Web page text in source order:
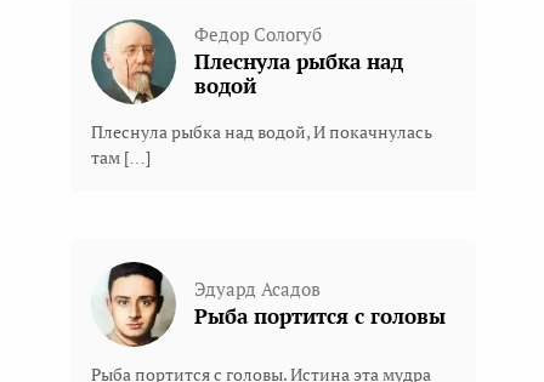
Федор Сологуб
Плеснула рыбка над
водой
Плеснула рыбка над водой, И покачнулась
там […]
Эдуард Асадов
Рыба портится с головы
Рыба портится с головы. Истина эта мудра